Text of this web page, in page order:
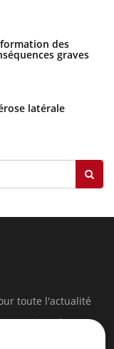
des
graves
latérale
toute l'actualité
exercice et les